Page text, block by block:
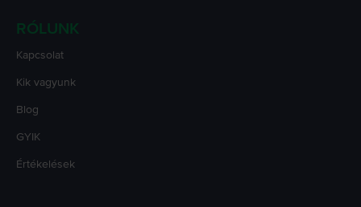
RÓLUNK
Kapcsolat
Kik vagyunk
Blog
GYIK
Értékelések